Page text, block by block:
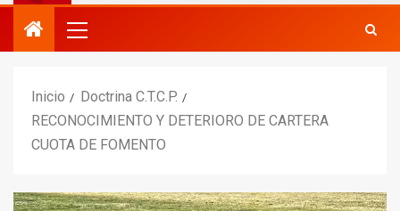
Inicio
Doctrina C.T.C.P.
RECONOCIMIENTO Y DETERIORO DE CARTERA
CUOTA DE FOMENTO